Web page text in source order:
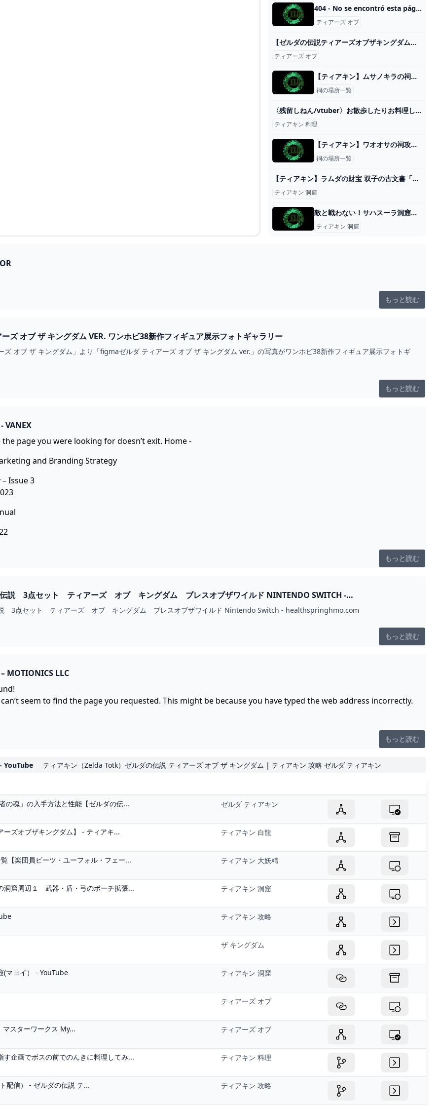
404 - No se encontró esta página.
ティアーズ オブ
【ゼルダの伝説ティアーズオブザキングダム・完全制覇への旅】#3#ゼルダの伝説#ティアーズオブザキングダム#ゲーム実況#オープンワールド - YouTube
ティアーズ オブ
【ティアキン】ムサノキラの祠攻略と宝箱｜ブラブラと【ゼルダの伝説ティアーズオブザキングダム】
祠の場所一覧
〈残留しねん/vtuber〉お散歩したりお料理したり〈ティアキン〉 - YouTube
ティアキン 料理
【ティアキン】ワオオサの祠攻略と宝箱｜テコのちから【ゼルダの伝説ティアーズオブザキングダム】
祠の場所一覧
【ティアキン】ラムダの財宝 双子の古文書「弟の印を兄で示せば」とは？チンクルの服の入手方法【ゼルダの伝説ティアーズオブザキングダム】
ティアキン 洞窟
敵と戦わない！サハスーラ洞窟攻略・サハスーラ平原鳥望台の解放【ゼルダの伝説 ティアーズオブザキングダム】 – ぶこもり
ティアキン 洞窟
もっと読む
FIGMAゼルダ ティアーズ オブ ザ キングダム VER. ワンホビ38新作フィギュア展示フォトギャラリー
ズ オブ ザ キングダム」より「figmaゼルダ ティアーズ オブ ザ キングダム ver.」の写真がワンホビ38新作フィギュア展示フォトギ
もっと読む
VANEX
page you were looking for doesn’t exit. Home -
and Branding Strategy
Issue 3
もっと読む
伝説 3点セット ティアーズ オブ キングダム ブレスオブザワイルド NINTENDO SWITCH -
説 3点セット ティアーズ オブ キングダム ブレスオブザワイルド Nintendo Switch - healthspringhmo.com
もっと読む
MOTIONICS LLC
seem to find the page you requested. This might be because you have typed the web address incorrectly.
もっと読む
YouTube ティアキン（Zelda Totk）ゼルダの伝説 ティアーズ オブ ザ キングダム | ティアキン 攻略 ゼルダ ティアキン
の魂」の入手方法と性能【ゼルダの伝... ゼルダ ティアキン
ズオブザキングダム】 - ティアキ... ティアキン 白龍
【楽団員ビーツ・ユーフォル・フェー... ティアキン 大妖精
窟周辺１ 武器・盾・弓のポーチ拡張... ティアキン 洞窟
ティアキン 攻略
ザ キングダム
(マヨイ） - YouTube ティアキン 洞窟
ティアーズ オブ
スターワークス My... ティアーズ オブ
企画でボスの前でのんきに料理してみ... ティアキン 料理
配信） - ゼルダの伝説 テ... ティアキン 攻略